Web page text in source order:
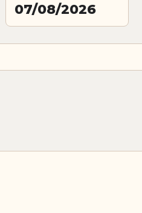
07/08/2026